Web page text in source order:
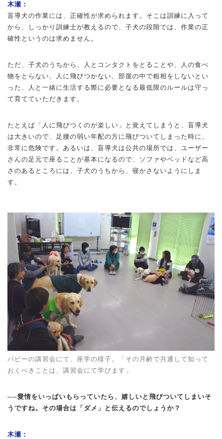
木瀬：
盲導犬の作業には、正確性が求められます。そこは訓練に入って
から、しっかり訓練士が教えるので、子犬の段階では、作業の正
確性というのは求めません。
ただ、子犬のうちから、人とコンタクトをとることや、人の食べ
物をとらない、人に飛びつかない、部屋の中で粗相をしないとい
った、人と一緒に生活する際に必要となる最低限のルールは守っ
て育てていただきます。
たとえば「人に飛びつくのが楽しい」と覚えてしまうと、盲導犬
は大きいので、足腰の弱い年配の方に飛びついてしまった時に、
非常に危険です。あるいは、盲導犬は公共の場所では、ユーザー
さんの足元で座ることが基本になるので、ソファやベッドなど高
さのあるところには、子犬のうちから、寝かさないようにしま
す。
パピーの講習会にて、座学の様子。「その月齢で共通して知って
おくべきことは、講習会にて学びます」
──愛情をいっぱいもらっていたら、嬉しいと飛びついてしまいそ
うですね。その場合は「ダメ」と伝えるのでしょうか？
木瀬：